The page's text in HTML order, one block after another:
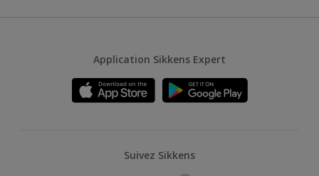
Application Sikkens Expert
Suivez Sikkens